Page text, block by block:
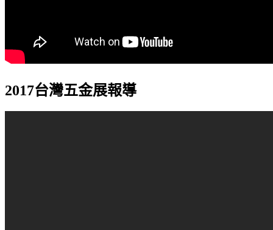
2017台灣五金展報導